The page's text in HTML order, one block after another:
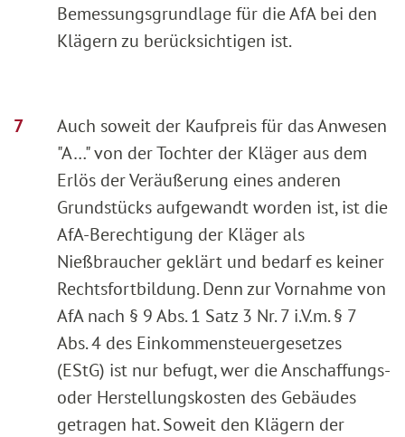
Bemessungsgrundlage für die AfA bei den
Klägern zu berücksichtigen ist.
Auch soweit der Kaufpreis für das Anwesen
"A…" von der Tochter der Kläger aus dem
Erlös der Veräußerung eines anderen
Grundstücks aufgewandt worden ist, ist die
AfA-Berechtigung der Kläger als
Nießbraucher geklärt und bedarf es keiner
Rechtsfortbildung. Denn zur Vornahme von
AfA nach § 9 Abs. 1 Satz 3 Nr. 7 i.V.m. § 7
Abs. 4 des Einkommensteuergesetzes
(EStG) ist nur befugt, wer die Anschaffungs-
oder Herstellungskosten des Gebäudes
getragen hat. Soweit den Klägern der